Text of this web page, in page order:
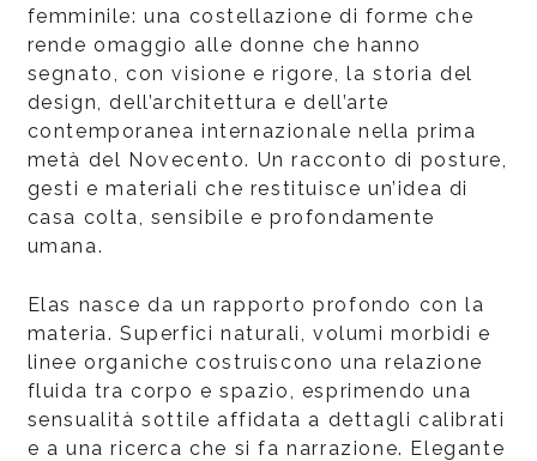
femminile: una costellazione di forme che
rende omaggio alle donne che hanno
segnato, con visione e rigore, la storia del
design, dell’architettura e dell’arte
contemporanea internazionale nella prima
metà del Novecento. Un racconto di posture,
gesti e materiali che restituisce un’idea di
casa colta, sensibile e profondamente
umana.
Elas nasce da un rapporto profondo con la
materia. Superfici naturali, volumi morbidi e
linee organiche costruiscono una relazione
fluida tra corpo e spazio, esprimendo una
sensualità sottile affidata a dettagli calibrati
e a una ricerca che si fa narrazione. Elegante